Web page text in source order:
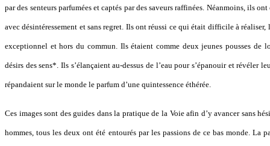
par des senteurs parfumées et captés par des saveurs raffinées. Néanmoins, ils
avec désintéressement et sans regret. Ils ont réussi ce qui était difficile à
exceptionnel et hors du commun. Ils étaient comme deux jeunes pousses de
désirs des sens*. Ils s’élançaient au-dessus de l’eau pour s’épanouir et révéler
répandaient sur le monde le parfum d’une quintessence éthérée.
Ces images sont des guides dans la pratique de la Voie afin d’y avancer sans
hommes, tous les deux ont été entourés par les passions de ce bas monde. La